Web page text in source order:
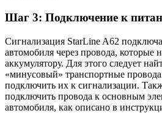
Шаг 3: Подключение к
Сигнализация StarLine A62
автомобиля через провода, которые
аккумулятору. Для этого следует
«минусовый» транспортные
подключить их к сигнализации.
подключить провода к основным
автомобиля, как описано в